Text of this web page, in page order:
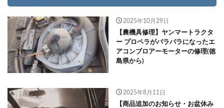
2025年10月29日
【農機具修理】ヤンマートラクタ
ー プロペラがバラバラになったエ
アコンブロアーモーターの修理(徳
島県から)
2025年8月11日
【商品追加のお知らせ・お盆休み